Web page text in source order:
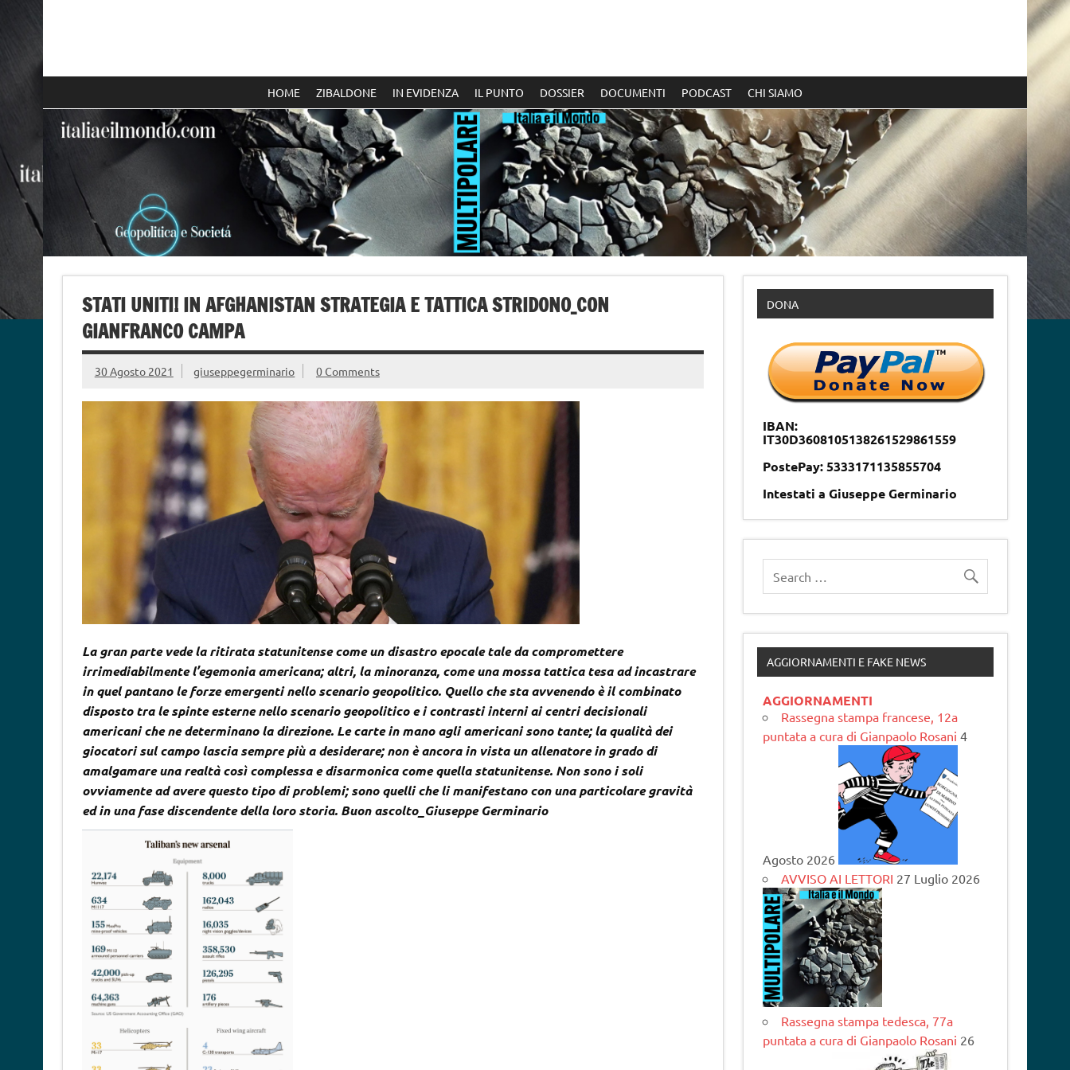
HOME ZIBALDONE IN EVIDENZA IL PUNTO DOSSIER DOCUMENTI PODCAST CHI SIAMO
STATI UNITI! IN AFGHANISTAN STRATEGIA E TATTICA STRIDONO_CON
GIANFRANCO CAMPA
30 Agosto 2021 giuseppegerminario 0 Comments
La gran parte vede la ritirata statunitense come un disastro epocale tale da compromettere
irrimediabilmente l’egemonia americana; altri, la minoranza, come una mossa tattica tesa ad incastrare
in quel pantano le forze emergenti nello scenario geopolitico. Quello che sta avvenendo è il combinato
disposto tra le spinte esterne nello scenario geopolitico e i contrasti interni ai centri decisionali
americani che ne determinano la direzione. Le carte in mano agli americani sono tante; la qualità dei
giocatori sul campo lascia sempre più a desiderare; non è ancora in vista un allenatore in grado di
amalgamare una realtà così complessa e disarmonica come quella statunitense. Non sono i soli
ovviamente ad avere questo tipo di problemi; sono quelli che li manifestano con una particolare gravità
ed in una fase discendente della loro storia. Buon ascolto_Giuseppe Germinario
DONA
IBAN:
IT30D3608105138261529861559
PostePay: 5333171135855704
Intestati a Giuseppe Germinario
AGGIORNAMENTI E FAKE NEWS
AGGIORNAMENTI
Rassegna stampa francese, 12a
puntata a cura di Gianpaolo Rosani 4
Agosto 2026
AVVISO AI LETTORI 27 Luglio 2026
Rassegna stampa tedesca, 77a
puntata a cura di Gianpaolo Rosani 26